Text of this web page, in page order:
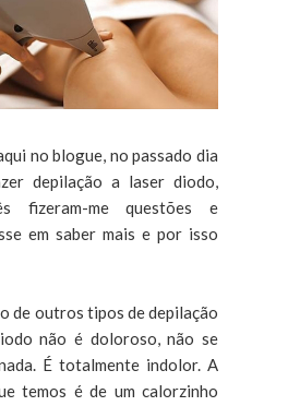
no blogue, no passado dia
depilação a laser diodo,
fizeram-me questões e
em saber mais e por isso
de outros tipos de depilação
não é doloroso, não se
É totalmente indolor. A
temos é de um calorzinho